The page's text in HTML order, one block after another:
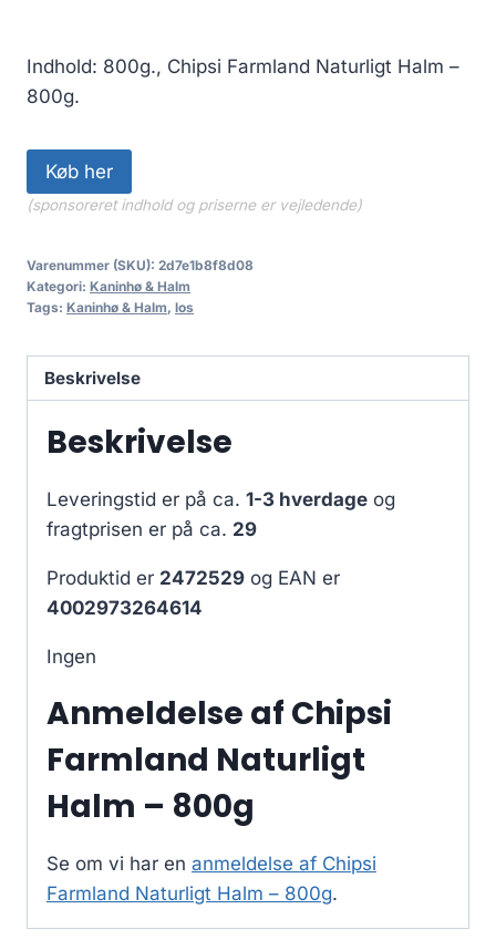
Indhold: 800g., Chipsi Farmland Naturligt Halm –
800g.
Køb her
(sponsoreret indhold og priserne er vejledende)
Varenummer (SKU): 2d7e1b8f8d08
Kategori: Kaninhø & Halm
Tags: Kaninhø & Halm, los
Beskrivelse
Beskrivelse
Leveringstid er på ca. 1-3 hverdage og
fragtprisen er på ca. 29
Produktid er 2472529 og EAN er
4002973264614
Ingen
Anmeldelse af Chipsi
Farmland Naturligt
Halm – 800g
Se om vi har en anmeldelse af Chipsi
Farmland Naturligt Halm – 800g.